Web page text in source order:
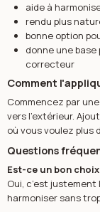
aide à
rendu plus
bonne option
donne une base
correcteur
Comment
Commencez par
vers l’extérieur.
où vous voulez plus
Questions
Est-ce un bon
Oui, c’est
harmoniser sans